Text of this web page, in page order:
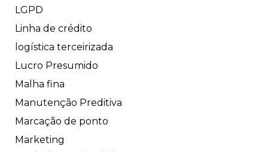
LGPD
Linha de crédito
logística terceirizada
Lucro Presumido
Malha fina
Manutenção Preditiva
Marcação de ponto
Marketing